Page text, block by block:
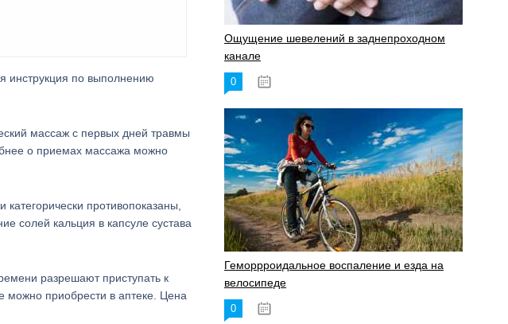
инструкция по выполнению
массаж с первых дней травмы
о приемах массажа можно
противопоказаны,
солей кальция в капсуле сустава
разрешают приступать к
можно приобрести в аптеке. Цена
Ощущение шевелений в заднепроходном
канале
0
Геморрроидальное воспаление и езда на
велосипеде
0